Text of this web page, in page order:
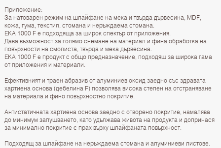
Приложение:
За натоварен режим на шлайфане на мека и твърда дървесина, MDF,
кожа, гума, текстил, стомана и неръждаема стомана.
EKA 1000 F е подходящa за широк спектър от приложения.
Дава възможност за голямо снемане на материал и фина обработка на
повърхности на смолиста, твърда и мека дървесина.
EKA 1000 F е продукт с общо предназначение, подходящ за широкa гама
от приложения и материали.
Ефективният и траен абразив от алуминиев оксид заедно със здравата
хартиена основа (дебелина F) позволява висока степен на отстраняване
на материала и фино повърхностно покритие.
Антистатичната хартиена основа заедно с отворено покритие, намалява
до минимум запушването, като удължава живота на продукта и допринася
за минимално покритие с прах върху шлайфаната повърхност.
Подходящ за шлайфане на неръждаема стомана и алуминиеви листове.